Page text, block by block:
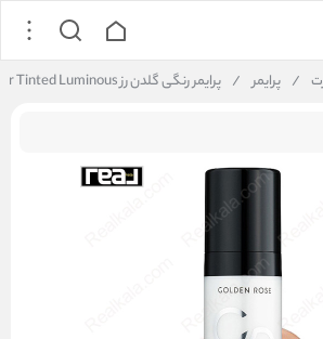
/ پرایمر / پرایمر رنگی گلدن رز Golden Rose MakeUp Primer Tinted Luminous